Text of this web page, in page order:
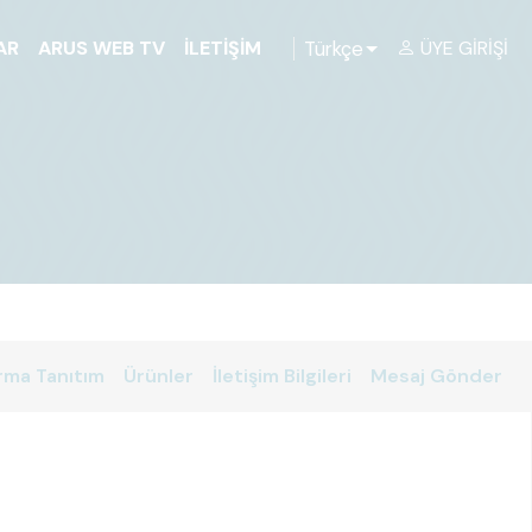
ARUS WEB TV İLETIŞIM Türkçe ÜYE GIRIŞI
Tanıtım Ürünler İletişim Bilgileri Mesaj Gönder